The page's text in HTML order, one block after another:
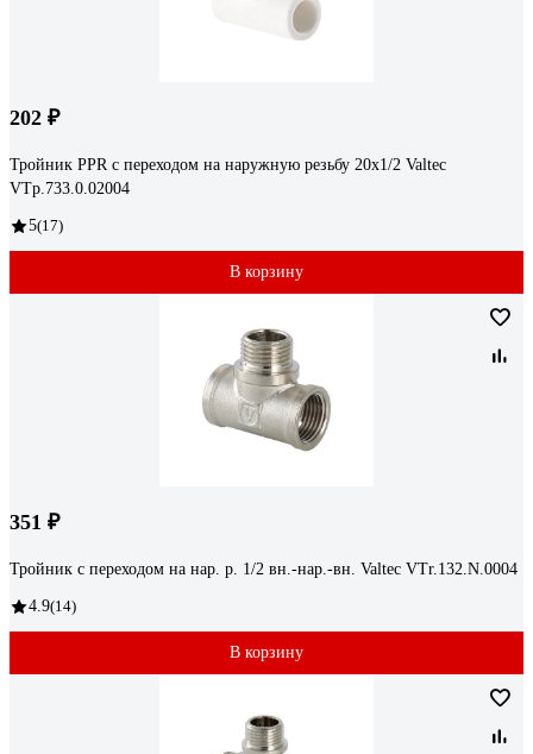
202 ₽
Тройник PPR с переходом на наружную резьбу 20х1/2 Valtec
VTp.733.0.02004
5(17)
В корзину
351 ₽
Тройник с переходом на нар. р. 1/2 вн.-нар.-вн. Valtec VTr.132.N.0004
4.9(14)
В корзину